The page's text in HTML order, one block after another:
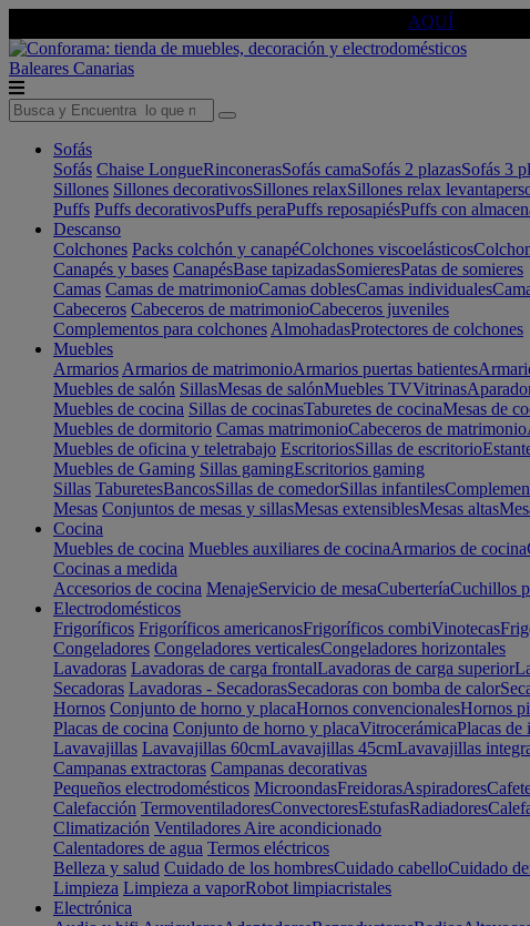
AQUÍ
Baleares Canarias
Sofás
Sofás Chaise LongueRinconerasSofás camaSofás 2 plazasSofás 3
Sillones Sillones decorativosSillones relaxSillones relax
Puffs Puffs decorativosPuffs peraPuffs reposapiésPuffs con
Descanso
Colchones Packs colchón y canapéColchones viscoelásticos
Canapés y bases CanapésBase tapizadasSomieresPatas de somieres
Camas Camas de matrimonioCamas doblesCamas individuales
Cabeceros Cabeceros de matrimonioCabeceros juveniles
Complementos para colchones AlmohadasProtectores de colchones
Muebles
Armarios Armarios de matrimonioArmarios puertas batientes
Muebles de salón SillasMesas de salónMuebles TVVitrinas
Muebles de cocina Sillas de cocinasTaburetes de cocinaMesas de
Muebles de dormitorio Camas matrimonioCabeceros de matrimonio
Muebles de oficina y teletrabajo EscritoriosSillas de escritorio
Muebles de Gaming Sillas gamingEscritorios gaming
Sillas TaburetesBancosSillas de comedorSillas infantiles
Mesas Conjuntos de mesas y sillasMesas extensiblesMesas altas
Cocina
Muebles de cocina Muebles auxiliares de cocinaArmarios de cocina
Cocinas a medida
Accesorios de cocina MenajeServicio de mesaCuberteríaCuchillos
Electrodomésticos
Frigoríficos Frigoríficos americanosFrigoríficos combiVinotecas
Congeladores Congeladores verticalesCongeladores horizontales
Lavadoras Lavadoras de carga frontalLavadoras de carga superior
Secadoras Lavadoras - SecadorasSecadoras con bomba de calor
Hornos Conjunto de horno y placaHornos convencionalesHornos
Placas de cocina Conjunto de horno y placaVitrocerámicaPlacas de
Lavavajillas Lavavajillas 60cmLavavajillas 45cmLavavajillas
Campanas extractoras Campanas decorativas
Pequeños electrodomésticos MicroondasFreidorasAspiradores
Calefacción TermoventiladoresConvectoresEstufasRadiadores
Climatización Ventiladores Aire acondicionado
Calentadores de agua Termos eléctricos
Belleza y salud Cuidado de los hombresCuidado cabelloCuidado
Limpieza Limpieza a vaporRobot limpiacristales
Electrónica